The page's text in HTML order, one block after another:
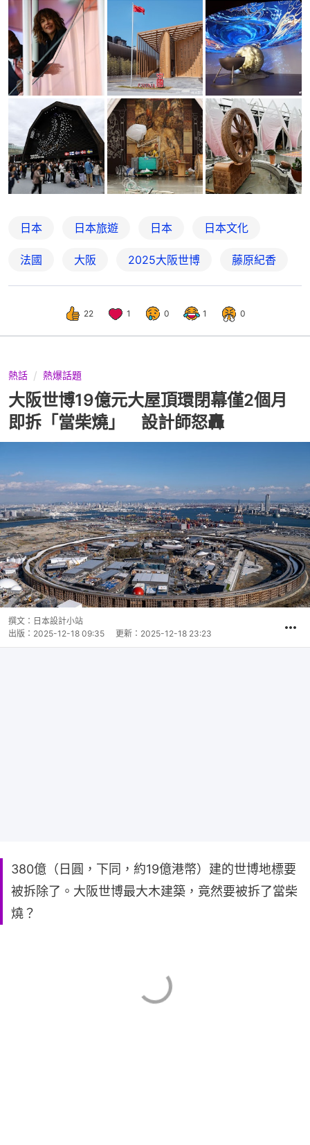
日本 日本旅遊 日本 日本文化
法國 大阪 2025大阪世博 藤原紀香
22 1 0 1 0
熱話 熱爆話題
大阪世博19億元大屋頂環閉幕僅2個月
即拆「當柴燒」 設計師怒轟
撰文： 日本設計小站
出版： 2025-12-18 09:35 更新： 2025-12-18 23:23
380億（日圓，下同，約19億港幣）建的世博地標要
被拆除了。大阪世博最大木建築，竟然要被拆了當柴
燒？